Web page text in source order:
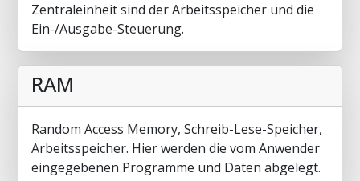
Zentraleinheit sind der Arbeitsspeicher und die
Ein-/Ausgabe-Steuerung.
RAM
Random Access Memory, Schreib-Lese-Speicher,
Arbeitsspeicher. Hier werden die vom Anwender
eingegebenen Programme und Daten abgelegt.